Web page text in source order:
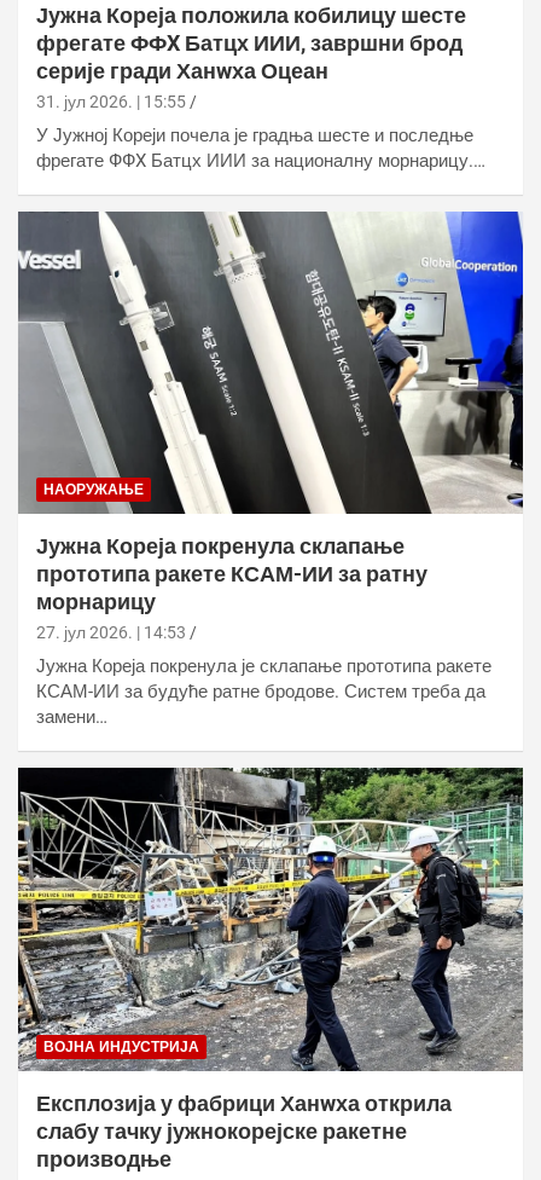
Јужна Кореја положила кобилицу шесте
фрегате ФФX Батцх ИИИ, завршни брод
серије гради Ханwха Оцеан
31. јул 2026. | 15:55
У Јужној Кореји почела је градња шесте и последње
фрегате ФФX Батцх ИИИ за националну морнарицу.…
НАОРУЖАЊЕ
Јужна Кореја покренула склапање
прототипа ракете КСАМ-ИИ за ратну
морнарицу
27. јул 2026. | 14:53
Јужна Кореја покренула је склапање прототипа ракете
КСАМ-ИИ за будуће ратне бродове. Систем треба да
замени…
ВОЈНА ИНДУСТРИЈА
Експлозија у фабрици Ханwха открила
слабу тачку јужнокорејске ракетне
производње